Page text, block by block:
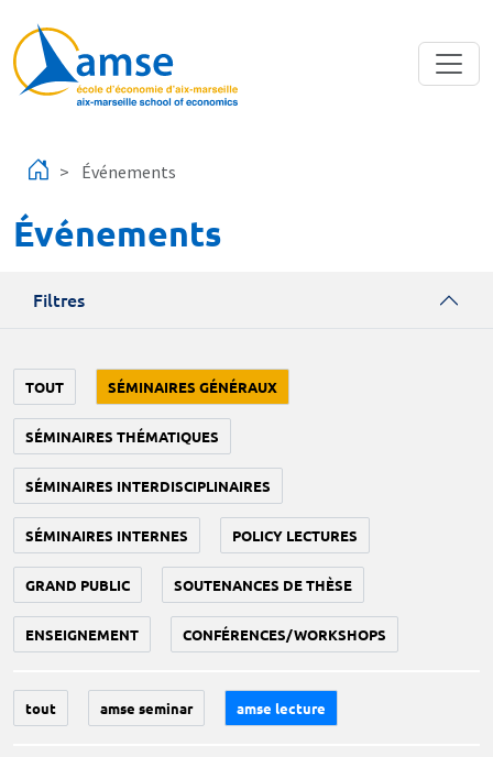
Événements
Événements
Filtres
TOUT SÉMINAIRES GÉNÉRAUX
SÉMINAIRES THÉMATIQUES
SÉMINAIRES INTERDISCIPLINAIRES
SÉMINAIRES INTERNES POLICY LECTURES
GRAND PUBLIC SOUTENANCES DE THÈSE
ENSEIGNEMENT CONFÉRENCES/WORKSHOPS
tout amse seminar amse lecture